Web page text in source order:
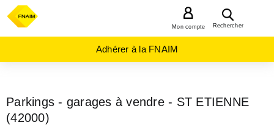
Rechercher
Mon compte
Adhérer à la FNAIM
Parkings - garages à vendre - ST ETIENNE
(42000)